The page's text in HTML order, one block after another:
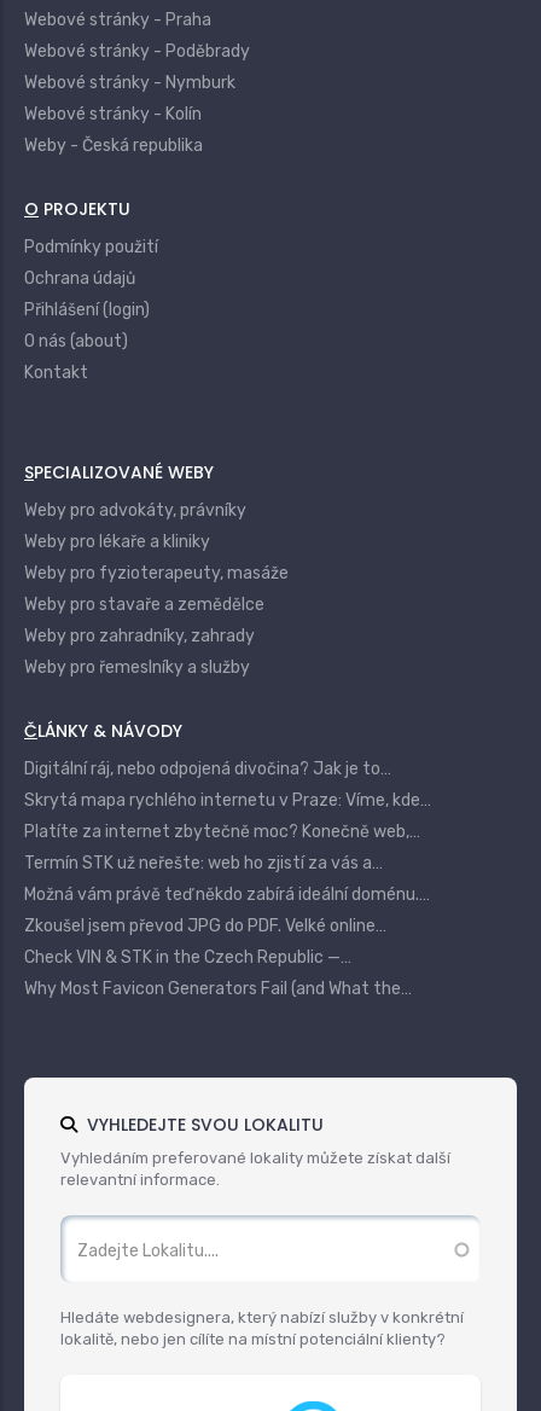
Webové stránky - Praha
Webové stránky - Poděbrady
Webové stránky - Nymburk
Webové stránky - Kolín
Weby - Česká republika
O PROJEKTU
Podmínky použití
Ochrana údajů
Přihlášení (login)
O nás (about)
Kontakt
SPECIALIZOVANÉ WEBY
Weby pro advokáty, právníky
Weby pro lékaře a kliniky
Weby pro fyzioterapeuty, masáže
Weby pro stavaře a zemědělce
Weby pro zahradníky, zahrady
Weby pro řemeslníky a služby
ČLÁNKY & NÁVODY
Digitální ráj, nebo odpojená divočina? Jak je to…
Skrytá mapa rychlého internetu v Praze: Víme, kde…
Platíte za internet zbytečně moc? Konečně web,…
Termín STK už neřešte: web ho zjistí za vás a…
Možná vám právě teď někdo zabírá ideální doménu.…
Zkoušel jsem převod JPG do PDF. Velké online…
Check VIN & STK in the Czech Republic —…
Why Most Favicon Generators Fail (and What the…
VYHLEDEJTE SVOU LOKALITU
Vyhledáním preferované lokality můžete získat další
relevantní informace.
Hledáte webdesignera, který nabízí služby v konkrétní
lokalitě, nebo jen cílíte na místní potenciální klienty?